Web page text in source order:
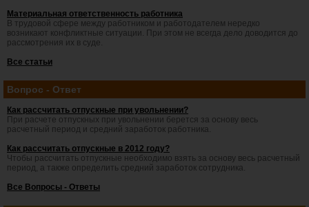
Материальная ответственность работника
В трудовой сфере между работником и работодателем нередко
возникают конфликтные ситуации. При этом не всегда дело доводится до
рассмотрения их в суде.
Все статьи
Вопрос - Ответ
Как рассчитать отпускные при увольнении?
При расчете отпускных при увольнении берется за основу весь
расчетный период и средний заработок работника.
Как рассчитать отпускные в 2012 году?
Чтобы рассчитать отпускные необходимо взять за основу весь расчетный
период, а также определить средний заработок сотрудника.
Все Вопросы - Ответы